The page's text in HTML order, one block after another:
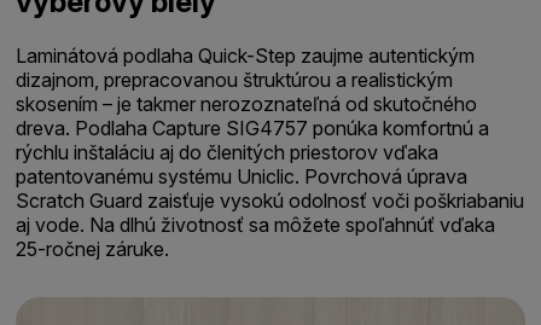
Laminátová podlaha Quick-Step zaujme autentickým
dizajnom, prepracovanou štruktúrou a realistickým
skosením – je takmer nerozoznateľná od skutočného
dreva. Podlaha Capture SIG4757 ponúka komfortnú a
rýchlu inštaláciu aj do členitých priestorov vďaka
patentovanému systému Uniclic. Povrchová úprava
Scratch Guard zaisťuje vysokú odolnosť voči poškriabaniu
aj vode. Na dlhú životnosť sa môžete spoľahnúť vďaka
25-ročnej záruke.